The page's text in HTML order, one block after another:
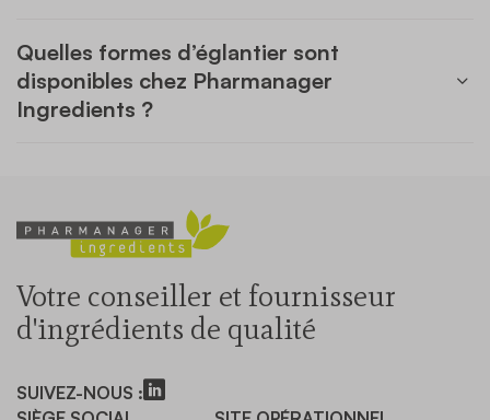
Quelles formes d’églantier sont
disponibles chez Pharmanager
Ingredients ?
Votre conseiller et fournisseur
d'ingrédients de qualité
SUIVEZ-NOUS :